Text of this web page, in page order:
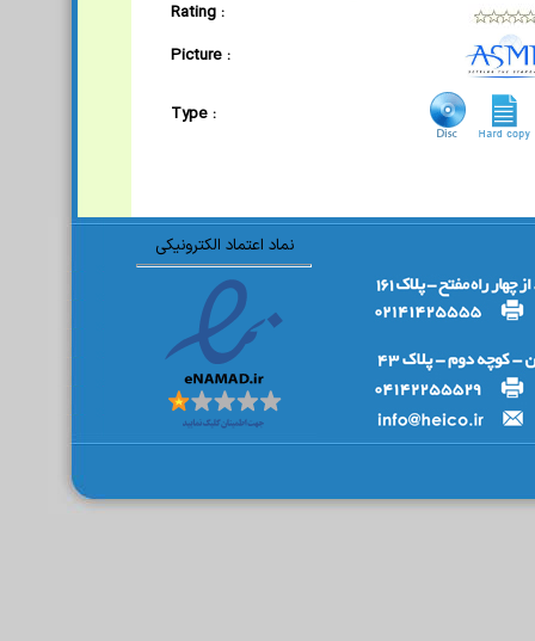
Rating :
Picture :
Type :
نماد اعتماد الکترونیکی